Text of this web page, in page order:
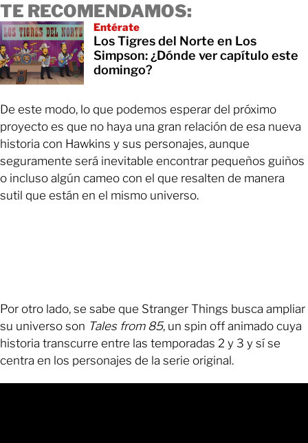
TE RECOMENDAMOS:
Entérate
Los Tigres del Norte en Los
Simpson: ¿Dónde ver capítulo este
domingo?
De este modo, lo que podemos esperar del próximo
proyecto es que no haya una gran relación de esa nueva
historia con Hawkins y sus personajes, aunque
seguramente será inevitable encontrar pequeños guiños
o incluso algún cameo con el que resalten de manera
sutil que están en el mismo universo.
Por otro lado, se sabe que Stranger Things busca ampliar
su universo son Tales from 85, un spin off animado cuya
historia transcurre entre las temporadas 2 y 3 y sí se
centra en los personajes de la serie original.